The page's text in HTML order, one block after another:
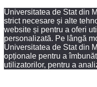
Universitatea de Stat din
strict necesare și alte
website și pentru a oferi
personalizată. Pe lângă
Universitatea de Stat din
opționale pentru a
utilizatorilor, pentru a